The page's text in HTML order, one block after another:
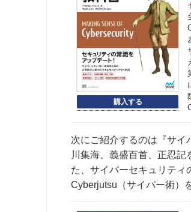
次にご紹介するのは『サイ
川集海、義盛百首、正忍
た、サイバーセキュリティ
Cyberjutsu（サイバー術）